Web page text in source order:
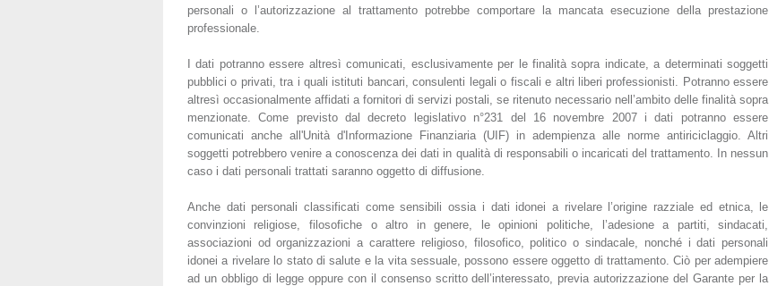
personali o l’autorizzazione al trattamento potrebbe comportare la mancata esecuzione della prestazione
professionale.
I dati potranno essere altresì comunicati, esclusivamente per le finalità sopra indicate, a determinati soggetti
pubblici o privati, tra i quali istituti bancari, consulenti legali o fiscali e altri liberi professionisti. Potranno essere
altresì occasionalmente affidati a fornitori di servizi postali, se ritenuto necessario nell’ambito delle finalità sopra
menzionate. Come previsto dal decreto legislativo n°231 del 16 novembre 2007 i dati potranno essere
comunicati anche all'Unità d'Informazione Finanziaria (UIF) in adempienza alle norme antiriciclaggio. Altri
soggetti potrebbero venire a conoscenza dei dati in qualità di responsabili o incaricati del trattamento. In nessun
caso i dati personali trattati saranno oggetto di diffusione.
Anche dati personali classificati come sensibili ossia i dati idonei a rivelare l’origine razziale ed etnica, le
convinzioni religiose, filosofiche o altro in genere, le opinioni politiche, l’adesione a partiti, sindacati,
associazioni od organizzazioni a carattere religioso, filosofico, politico o sindacale, nonché i dati personali
idonei a rivelare lo stato di salute e la vita sessuale, possono essere oggetto di trattamento. Ciò per adempiere
ad un obbligo di legge oppure con il consenso scritto dell’interessato, previa autorizzazione del Garante per la